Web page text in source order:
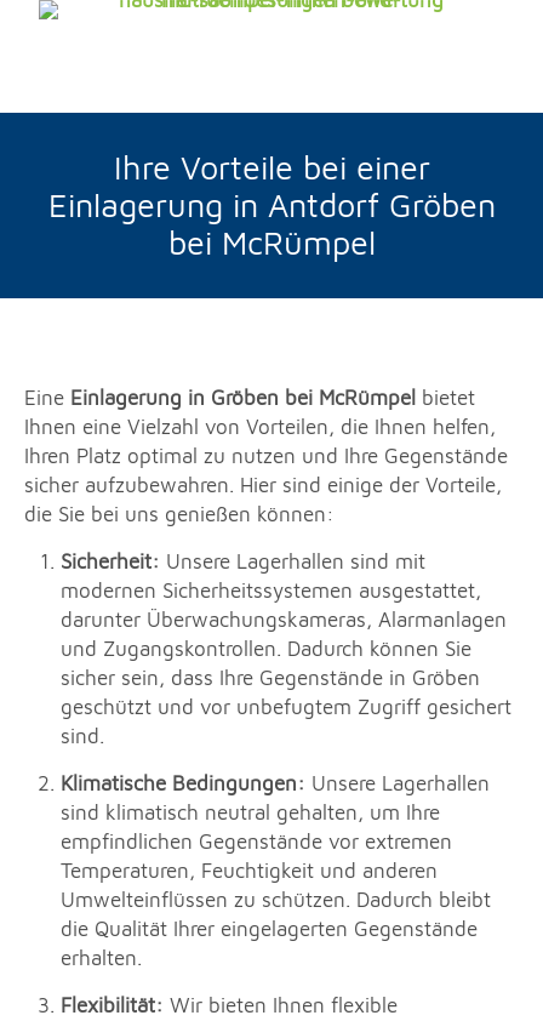
Ihre Vorteile bei einer
Einlagerung in Antdorf Gröben
bei McRümpel
Eine Einlagerung in Gröben bei McRümpel bietet
Ihnen eine Vielzahl von Vorteilen, die Ihnen helfen,
Ihren Platz optimal zu nutzen und Ihre Gegenstände
sicher aufzubewahren. Hier sind einige der Vorteile,
die Sie bei uns genießen können:
Sicherheit: Unsere Lagerhallen sind mit
modernen Sicherheitssystemen ausgestattet,
darunter Überwachungskameras, Alarmanlagen
und Zugangskontrollen. Dadurch können Sie
sicher sein, dass Ihre Gegenstände in Gröben
geschützt und vor unbefugtem Zugriff gesichert
sind.
Klimatische Bedingungen: Unsere Lagerhallen
sind klimatisch neutral gehalten, um Ihre
empfindlichen Gegenstände vor extremen
Temperaturen, Feuchtigkeit und anderen
Umwelteinflüssen zu schützen. Dadurch bleibt
die Qualität Ihrer eingelagerten Gegenstände
erhalten.
Flexibilität: Wir bieten Ihnen flexible